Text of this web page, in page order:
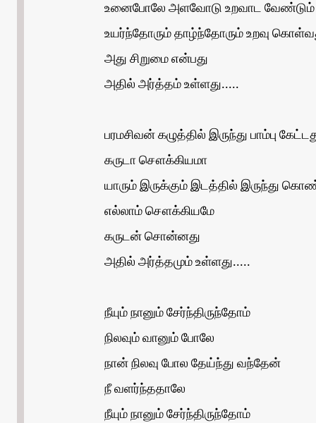
உனைபோலே அளவோடு உறவாட வேண்டும்
உயர்ந்தோரும் தாழ்ந்தோரும் உறவு
அது சிறுமை என்பது
அதில் அர்த்தம் உள்ளது.....
பரமசிவன் கழுத்தில் இருந்து பாம்பு
கருடா சௌக்கியமா
யாரும் இருக்கும் இடத்தில் இருந்து
எல்லாம் சௌக்கியமே
கருடன் சொன்னது
அதில் அர்த்தமும் உள்ளது.....
நீயும் நானும் சேர்ந்திருந்தோம்
நிலவும் வானும் போலே
நான் நிலவு போல தேய்ந்து வந்தேன்
நீ வளர்ந்ததாலே
நீயும் நானும் சேர்ந்திருந்தோம்